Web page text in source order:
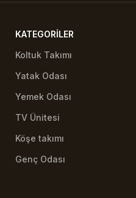
KATEGORILER
Koltuk Takımı
Yatak Odası
Yemek Odası
TV Ünitesi
Köşe takımı
Genç Odası